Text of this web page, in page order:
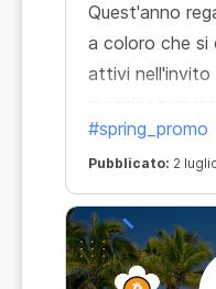
Quest'anno
a coloro che si
attivi nell'invito
maggior
per vincere uno
#spring_promo
Pubblicato: 2